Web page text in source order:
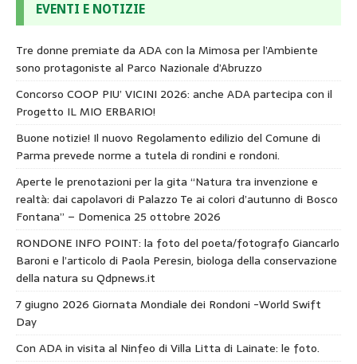
EVENTI E NOTIZIE
Tre donne premiate da ADA con la Mimosa per l’Ambiente
sono protagoniste al Parco Nazionale d’Abruzzo
Concorso COOP PIU’ VICINI 2026: anche ADA partecipa con il
Progetto IL MIO ERBARIO!
Buone notizie! Il nuovo Regolamento edilizio del Comune di
Parma prevede norme a tutela di rondini e rondoni.
Aperte le prenotazioni per la gita “Natura tra invenzione e
realtà: dai capolavori di Palazzo Te ai colori d’autunno di Bosco
Fontana” – Domenica 25 ottobre 2026
RONDONE INFO POINT: la foto del poeta/fotografo Giancarlo
Baroni e l’articolo di Paola Peresin, biologa della conservazione
della natura su Qdpnews.it
7 giugno 2026 Giornata Mondiale dei Rondoni -World Swift
Day
Con ADA in visita al Ninfeo di Villa Litta di Lainate: le foto.